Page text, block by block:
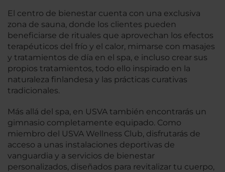
El centro de bienestar cuenta con una exclusiva
zona de sauna, donde los clientes pueden
beneficiarse de rituales que aprovechan los efectos
terapéuticos del frío y el calor, mimarse con masajes
y tratamientos de día en el spa, e incluso crear sus
propios tratamientos, todo ello inspirado en la
naturaleza finlandesa y las prácticas curativas
tradicionales.
Más allá del spa, en USVA también encontrarás un
gimnasio completamente equipado. Como
miembro del USVA Wellness Club, disfrutarás de
acceso a unas instalaciones deportivas de
vanguardia y a servicios de bienestar
personalizados, diseñados para revitalizar tu cuerpo,